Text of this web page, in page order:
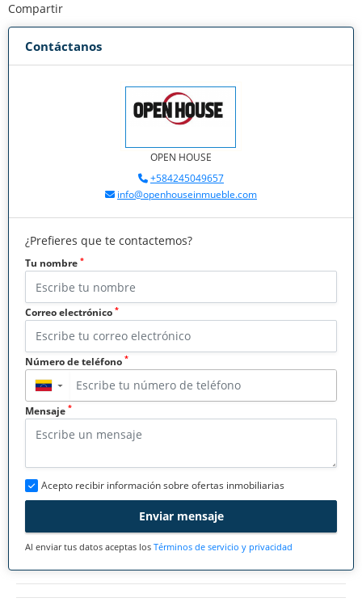
Compartir
Contáctanos
OPEN HOUSE
+584245049657
info@openhouseinmueble.com
¿Prefieres que te contactemos?
Tu nombre *
Correo electrónico *
Número de teléfono *
▼
Mensaje *
Acepto recibir información sobre ofertas inmobiliarias
Enviar mensaje
Al enviar tus datos aceptas los Términos de servicio y privacidad